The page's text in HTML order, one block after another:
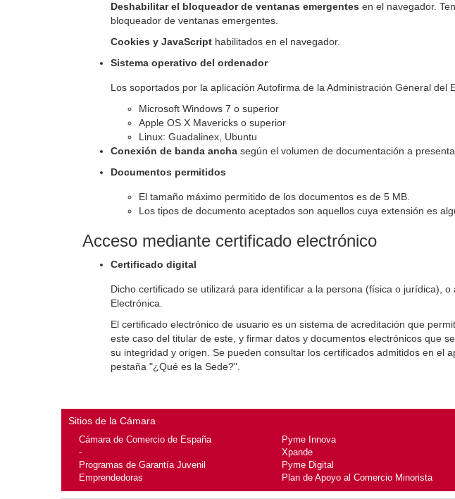
Deshabilitar el bloqueador de ventanas emergentes en el navegador.
bloqueador de ventanas emergentes.
Cookies y JavaScript habilitados en el navegador.
Sistema operativo del ordenador
Los soportados por la aplicación Autofirma de la Administración General del
Microsoft Windows 7 o superior
Apple OS X Mavericks o superior
Linux: Guadalinex, Ubuntu
Conexión de banda ancha según el volumen de documentación a
Documentos permitidos
El tamaño máximo permitido de los documentos es de 5 MB.
Los tipos de documento aceptados son aquellos cuya extensión es
Acceso mediante certificado electrónico
Certificado digital
Dicho certificado se utilizará para identificar a la persona (física o jurídica),
Electrónica.
El certificado electrónico de usuario es un sistema de acreditación que
este caso del titular de este, y firmar datos y documentos electrónicos que
su integridad y origen. Se pueden consultar los certificados admitidos en el
pestaña "¿Qué es la Sede?".
Sitios de la Cámara
Cámara de Comercio de España
-
Programas de Garantía Juvenil
Emprendedoras
Pyme Innova
Xpande
Pyme Digital
Plan de Apoyo al Comercio Minorista